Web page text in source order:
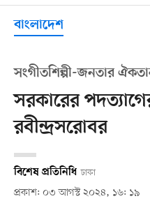
বাংলাদেশ
সংগীতশিল্পী-জনতার
সরকারের
রবীন্দ্রসরোবর
বিশেষ প্রতিনিধি ঢাকা
প্রকাশ: ০৩ আগস্ট ২০২৪, ১৬: ১৯